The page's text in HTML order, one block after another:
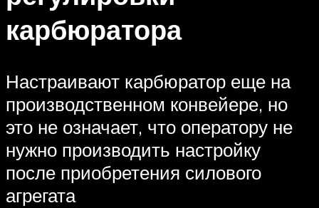
карбюратора
Настраивают карбюратор еще на
производственном конвейере, но
это не означает, что оператору не
нужно производить настройку
после приобретения силового
агрегата